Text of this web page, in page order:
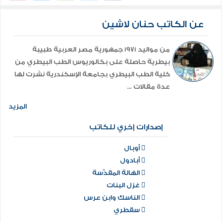
عن الكاتب حنان لاشين
من مواليد 1971 جمهورية مصر العربية طبيبة
بيطرية حاصلة على بكالوريوس الطب البيطري من
كلية الطب البيطري بجامعة الإسكندرية نشرت لها
عدة مقالات ...
المزيد
إصدارات إخري للكاتب
أوبال
أبادول
الهالة المقدّسة
غزل البنات
الناسك وابن عرس
سقطري